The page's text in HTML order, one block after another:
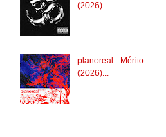
(2026)...
planoreal - Mérito
(2026)...